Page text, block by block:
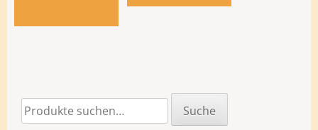
Suche
nach:
Suche